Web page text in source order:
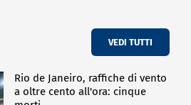
VEDI TUTTI
Rio de Janeiro, raffiche di vento
a oltre cento all'ora: cinque